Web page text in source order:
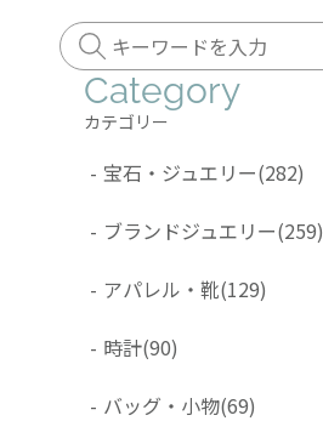
Category
カテゴリー
- 宝石・ジュエリー(282)
- ブランドジュエリー(259)
- アパレル・靴(129)
- 時計(90)
- バッグ・小物(69)